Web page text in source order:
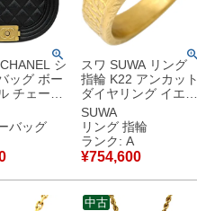
シ
ッグ ボー
チェーン
キャビア
ック ゴー
ラ
アル 【中
品
バッグ
スワ SUWA リング
指輪 K22 アンカット
ダイヤリング イエロ
ーゴールド 1P 1石
ダイヤモンド アンカ
ット ヴィンテージ加
工 23.5号 K75257RD
【箱】 【中古】中古
美品
SUWA
リング 指輪
ランク: A
¥754,600
中古